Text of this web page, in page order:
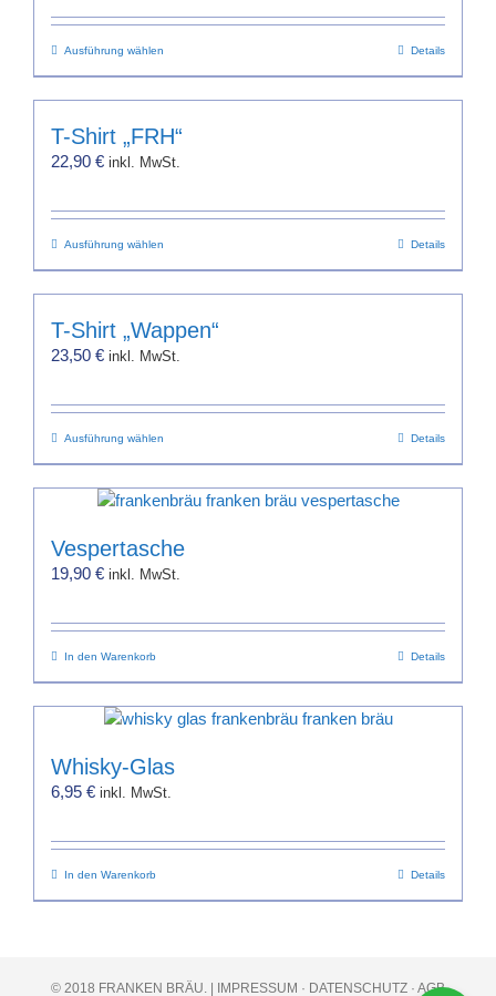
Ausführung wählen
Produkt
weist
mehrere
Varianten
Optionen
auf
der
Produktseite
gewählt
Details
T-Shirt „FRH“
22,90 € inkl. MwSt.
Ausführung wählen
Produkt
weist
mehrere
Varianten
Optionen
auf
der
gewählt
Details
T-Shirt „Wappen“
23,50 € inkl. MwSt.
Ausführung wählen
Produkt
weist
Varianten
auf.
können
der
Produktseite
gewählt
Details
Vespertasche
19,90 € inkl. MwSt.
In den Warenkorb Details
Whisky-Glas
6,95 € inkl. MwSt.
In den Warenkorb Details
© 2018 FRANKEN BRÄU. | IMPRESSUM · DATENSCHUTZ · AGB